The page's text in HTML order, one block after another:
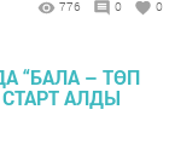
776 0 0